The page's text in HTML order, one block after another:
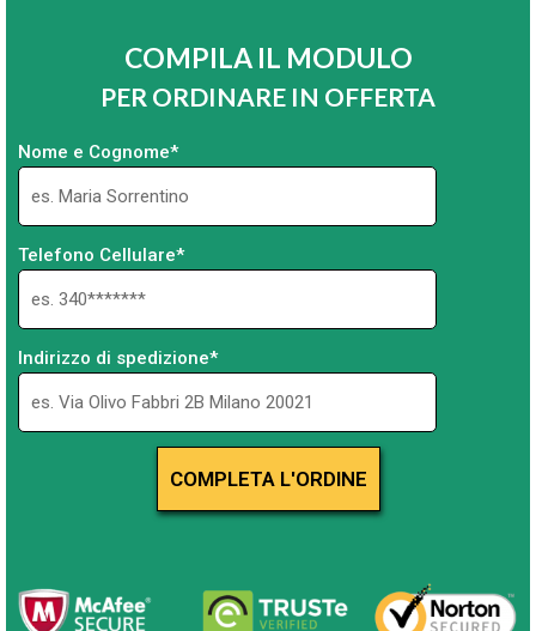
COMPILA IL MODULO
PER ORDINARE IN OFFERTA
Nome e Cognome*
Telefono Cellulare*
Indirizzo di spedizione*